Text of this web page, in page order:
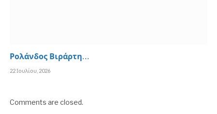
Ρολάνδος Βιράρτη…
22 Ιουλίου, 2026
Comments are closed.